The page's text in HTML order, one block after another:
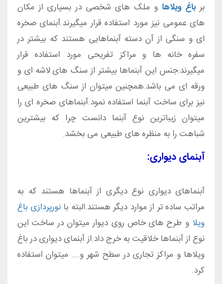
بر باغ ویلاها و ملک های شخصی در بسیاری از مکان
های عمومی نیز مورد استفاده قرار میگیرند.آبنمای صخره
ای و سنگی از آن دسته آبنماهایی هستند که بیشتر در
سفره خانه ها و مراکز تفریحی مورد استفاده قرار
میگیرند.جنس این آبنماها بیشتر از سنگ های لاشه ای و
ورقه ای می باشد.همچنین میتوان از سنگ های طبیعی
نیز برای ساخت آبنما استفاده نمود.آبنماهای صخره ای را
میتوان زیباترین نوع آبنما دانست چرا که بیشترین
شباهت را به منظره های طبیعی می بخشد.
آبنمای دیواری:
آبنماهای دیواری نوع دیگری از آبنماها هستند که به
مراتب ساده تر از موارد دیگر هستند.البته بانورپردازی باغ
ویلا و طرح های خاص روی دیوار میتوان در ساخت این
نوع از آبنماها خلاقیت به خرج داد.از آبنمای دیواری در باغ
ویلاها و مراکز تجاری در سطح شهر و.... میتوان استفاده
کرد.